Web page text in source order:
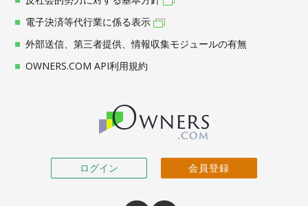
ログイン 会員登録
電子決済等代行業に係る表示
外部送信、第三者提供、情報収集モジュールの有無
OWNERS.COM API利用規約